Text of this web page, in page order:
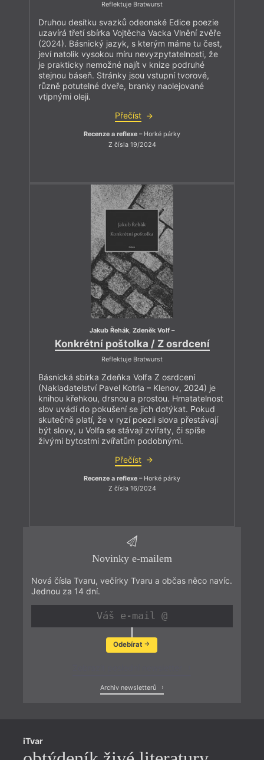
Reflektuje Bratwurst
Druhou desítku svazků odeonské Edice poezie
uzavírá třetí sbírka Vojtěcha Vacka Vlnění zvěře
(2024). Básnický jazyk, s kterým máme tu čest,
jeví natolik vysokou míru nevyzpytatelnosti, že
je prakticky nemožné najít v knize podruhé
stejnou báseň. Stránky jsou vstupní tvorové,
různě potutelné dveře, branky naolejované
vtipnými oleji.
Přečíst
Recenze a reflexe – Horké párky
Z čísla 19/2024
Jakub Řehák, Zdeněk Volf –
Konkrétní poštolka / Z osrdcení
Reflektuje Bratwurst
Básnická sbírka Zdeňka Volfa Z osrdcení
(Nakladatelství Pavel Kotrla – Klenov, 2024) je
knihou křehkou, drsnou a prostou. Hmatatelnost
slov uvádí do pokušení se jich dotýkat. Pokud
skutečně platí, že v ryzí poezii slova přestávají
být slovy, u Volfa se stávají zvířaty, či spíše
živými bytostmi zvířatům podobnými.
Přečíst
Recenze a reflexe – Horké párky
Z čísla 16/2024
Novinky e-mailem
Nová čísla Tvaru, večírky Tvaru a občas něco navíc.
Jednou za 14 dní.
Odebírat
Archiv newsletterů
iTvar